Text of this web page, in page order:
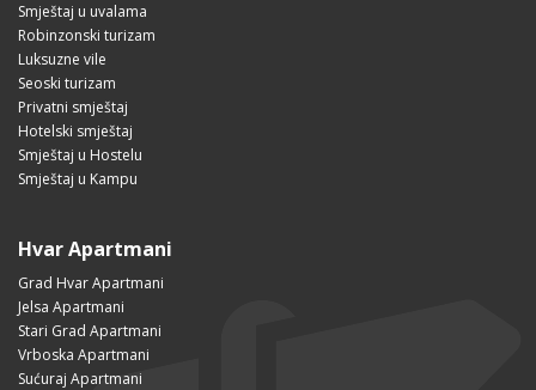
Smještaj u uvalama
Robinzonski turizam
Luksuzne vile
Seoski turizam
Privatni smještaj
Hotelski smještaj
Smještaj u Hostelu
Smještaj u Kampu
Hvar Apartmani
Grad Hvar Apartmani
Jelsa Apartmani
Stari Grad Apartmani
Vrboska Apartmani
Sućuraj Apartmani